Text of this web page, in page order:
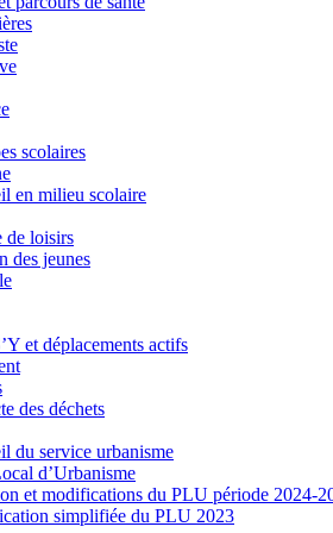
scolaires
en milieu scolaire
de loisirs
des jeunes
et déplacements actifs
des déchets
du service urbanisme
d’Urbanisme
et modifications du PLU période 2024-
simplifiée du PLU 2023